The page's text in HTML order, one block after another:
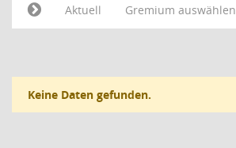
Aktuell
Gremium auswählen
Keine Daten gefunden.